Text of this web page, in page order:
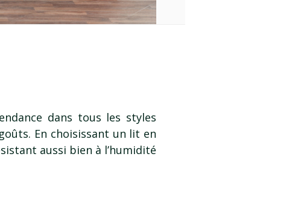
dans tous les styles
En choisissant un lit en
aussi bien à l’humidité